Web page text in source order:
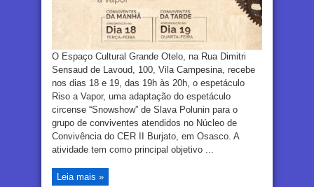
O Espaço Cultural Grande Otelo, na Rua Dimitri
Sensaud de Lavoud, 100, Vila Campesina, recebe
nos dias 18 e 19, das 19h às 20h, o espetáculo
Riso a Vapor, uma adaptação do espetáculo
circense “Snowshow” de Slava Polunin para o
grupo de conviventes atendidos no Núcleo de
Convivência do CER II Burjato, em Osasco. A
atividade tem como principal objetivo ...
Leia mais »